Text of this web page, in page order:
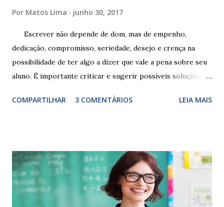
Por Matos Lima junho 30, 2017
Escrever não depende de dom, mas de empenho,
dedicação, compromisso, seriedade, desejo e crença na
possibilidade de ter algo a dizer que vale a pena sobre seu
aluno. É importante criticar e sugerir possíveis soluções.
exercitação. E encontrar a melhor maneira de expressar o
sempre as intervenções feitas para ações apresentadas,
isso ressalta trabalho. SUGESTÕES DE PALAVRAS E
EXPRESSÕES PARA USO EM RELATÓRIOS Você pensa Você
escreve O aluno não sabe O aluno não adquiriu os
COMPARTILHAR 3 COMENTÁRIOS LEIA MAIS